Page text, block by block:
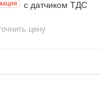
с датчиком ТДС
AКЦИЯ
цену